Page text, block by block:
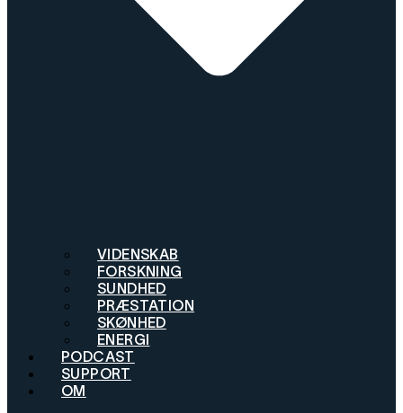
VIDENSKAB
FORSKNING
SUNDHED
PRÆSTATION
SKØNHED
ENERGI
PODCAST
SUPPORT
OM